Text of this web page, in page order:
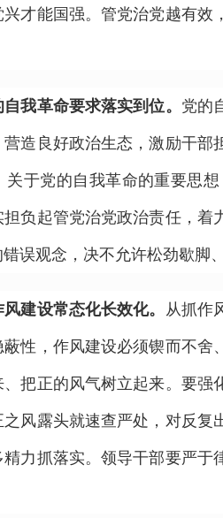
能国强。管党治党越有效
我革命要求落实到位。 党的
造良好政治生态，激励干
关于党的自我革命的重要思
负起管党治党政治责任，
误观念，决不允许松劲歇脚
建设常态化长效化。 从抓作
性，作风建设必须锲而不
把正的风气树立起来。要
风露头就速查严处，对反
力抓落实。领导干部要严